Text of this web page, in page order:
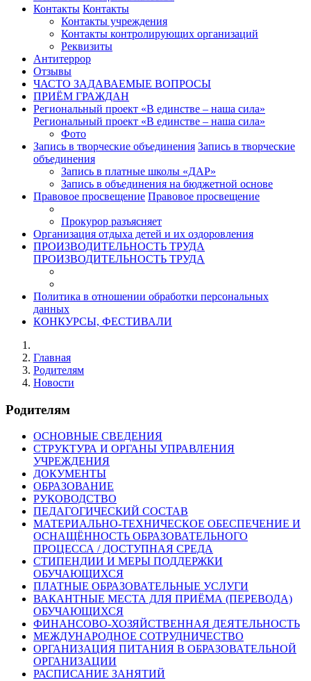
Контакты Контакты
Контакты учреждения
Контакты контролирующих организаций
Реквизиты
Антитеррор
Отзывы
ЧАСТО ЗАДАВАЕМЫЕ ВОПРОСЫ
ПРИЁМ ГРАЖДАН
Региональный проект «В единстве – наша сила»
Региональный проект «В единстве – наша сила»
Фото
Запись в творческие объединения Запись в творческие
объединения
Запись в платные школы «ДАР»
Запись в объединения на бюджетной основе
Правовое просвещение Правовое просвещение
Прокурор разъясняет
Организация отдыха детей и их оздоровления
ПРОИЗВОДИТЕЛЬНОСТЬ ТРУДА
ПРОИЗВОДИТЕЛЬНОСТЬ ТРУДА
Политика в отношении обработки персональных
данных
КОНКУРСЫ, ФЕСТИВАЛИ
Главная
Родителям
Новости
Родителям
ОСНОВНЫЕ СВЕДЕНИЯ
СТРУКТУРА И ОРГАНЫ УПРАВЛЕНИЯ
УЧРЕЖДЕНИЯ
ДОКУМЕНТЫ
ОБРАЗОВАНИЕ
РУКОВОДСТВО
ПЕДАГОГИЧЕСКИЙ СОСТАВ
МАТЕРИАЛЬНО-ТЕХНИЧЕСКОЕ ОБЕСПЕЧЕНИЕ И
ОСНАЩЁННОСТЬ ОБРАЗОВАТЕЛЬНОГО
ПРОЦЕССА / ДОСТУПНАЯ СРЕДА
СТИПЕНДИИ И МЕРЫ ПОДДЕРЖКИ
ОБУЧАЮЩИХСЯ
ПЛАТНЫЕ ОБРАЗОВАТЕЛЬНЫЕ УСЛУГИ
ВАКАНТНЫЕ МЕСТА ДЛЯ ПРИЁМА (ПЕРЕВОДА)
ОБУЧАЮЩИХСЯ
ФИНАНСОВО-ХОЗЯЙСТВЕННАЯ ДЕЯТЕЛЬНОСТЬ
МЕЖДУНАРОДНОЕ СОТРУДНИЧЕСТВО
ОРГАНИЗАЦИЯ ПИТАНИЯ В ОБРАЗОВАТЕЛЬНОЙ
ОРГАНИЗАЦИИ
РАСПИСАНИЕ ЗАНЯТИЙ